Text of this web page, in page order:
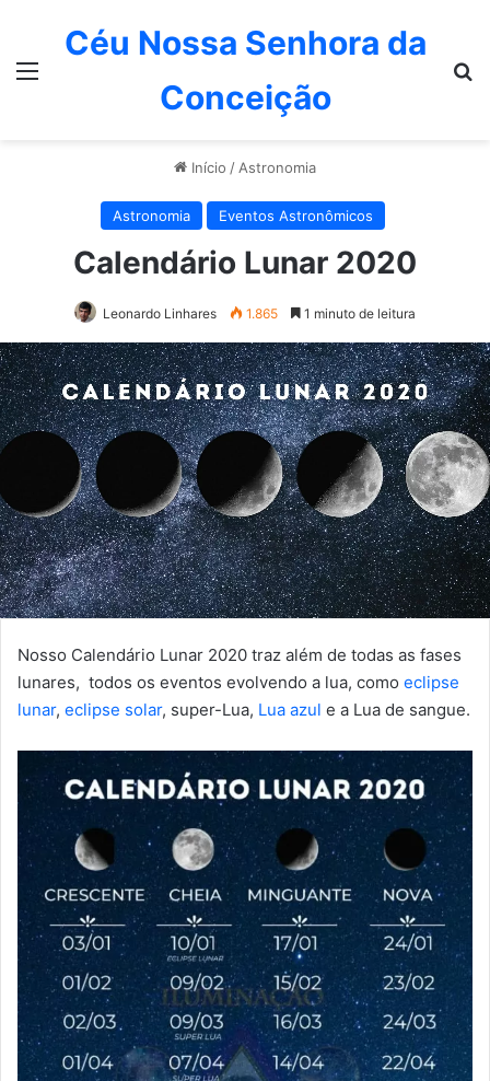
Céu Nossa Senhora da
Conceição
Início / Astronomia
Astronomia Eventos Astronômicos
Calendário Lunar 2020
Leonardo Linhares 1.865 1 minuto de leitura
Nosso Calendário Lunar 2020 traz além de todas as fases
lunares, todos os eventos evolvendo a lua, como eclipse
lunar, eclipse solar, super-Lua, Lua azul e a Lua de sangue.